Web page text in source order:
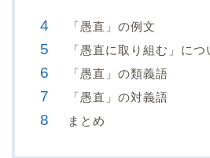
「愚直」の例文
「愚直に取り組む」につ
「愚直」の類義語
「愚直」の対義語
まとめ